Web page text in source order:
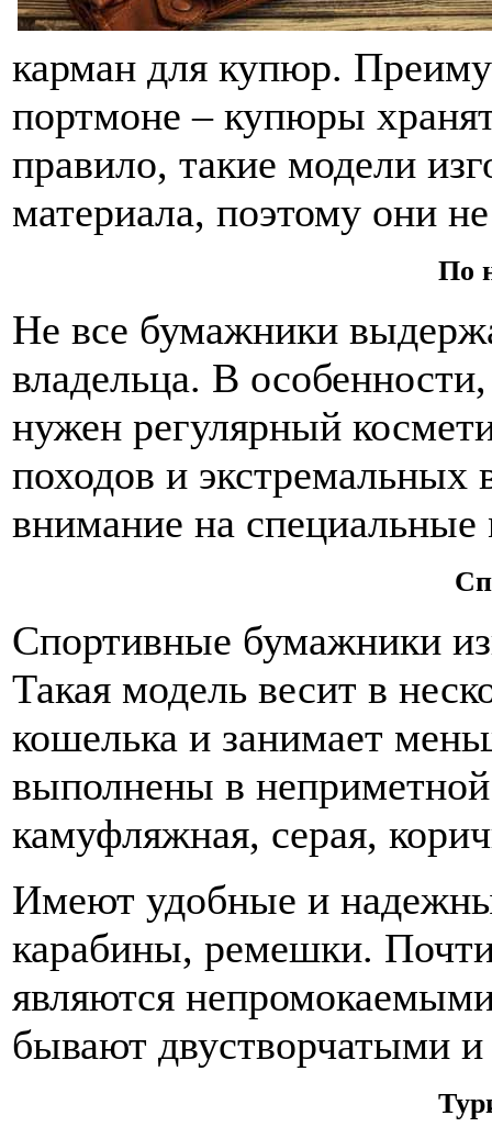
карман для купюр.
портмоне – купюры
правило, такие модели
материала, поэтому они
По
Не все бумажники
владельца. В
нужен регулярный
походов и экстремальных
внимание на специальные
Спортивные бумажники
Такая модель весит в
кошелька и занимает
выполнены в неприметной
камуфляжная, серая,
Имеют удобные и
карабины, ремешки.
являются
бывают двустворчатыми